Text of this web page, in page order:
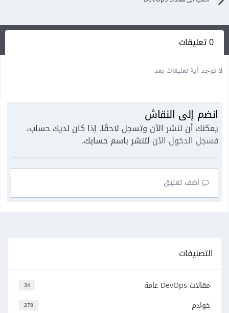
0 تعليقات
لا توجد أية تعليقات بعد
انضم إلى النقاش
يمكنك أن تنشر الآن وتسجل لاحقًا. إذا كان لديك حساب،
فسجل الدخول الآن لتنشر باسم حسابك.
أضف تعليق
التصنيفات
34 مقالات DevOps عامة
278 خوادم